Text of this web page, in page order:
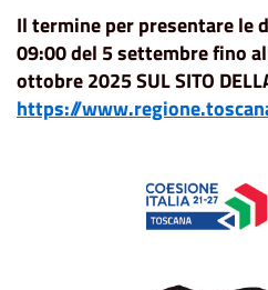
Il termine per presentare le
09:00 del 5 settembre fino
ottobre 2025 SUL SITO
https://